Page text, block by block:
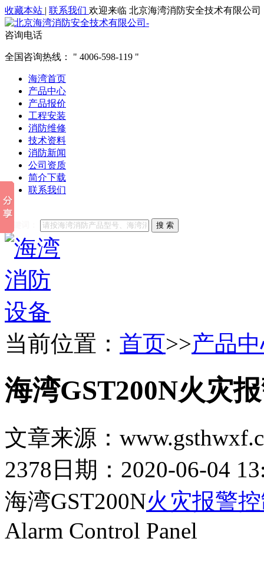
收藏本站 | 联系我们 欢迎来临 北京海湾消防安全技术有限公司
咨询电话
全国咨询热线： 4006-598-119
海湾首页
产品中心
产品报价
工程安装
消防维修
技术资料
消防新闻
公司资质
简介下载
联系我们
他们都在搜索:
搜 索
当前位置： 首页>>产品
海湾GST200N火灾
文章来源：
2378 日期：2020-06-04
海湾GST200N火灾报警
Alarm Control Panel